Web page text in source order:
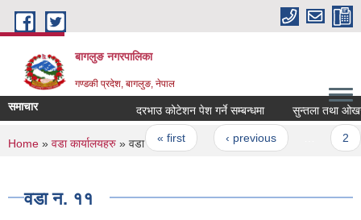
Skip to main content
बागलुङ नगरपालिका
गण्डकी प्रदेश, बागलुङ, नेपाल
समाचार दरभाउ कोटेशन पेश गर्ने सम्बन्धमा सुन्तला तथा ओखर
Pages
« first ‹ previous
You are here
Home » वडा कार्यालयहरु » वडा न. ११
वडा न. ११